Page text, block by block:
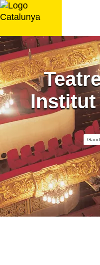
Saltar
al
Institut